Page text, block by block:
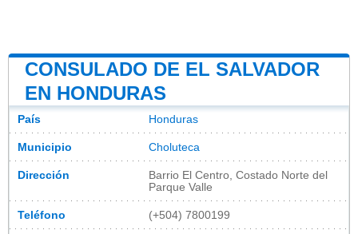
CONSULADO DE EL SALVADOR
EN HONDURAS
País Honduras
Municipio Choluteca
Dirección
Barrio El Centro, Costado Norte del
Parque Valle
Teléfono (+504) 7800199